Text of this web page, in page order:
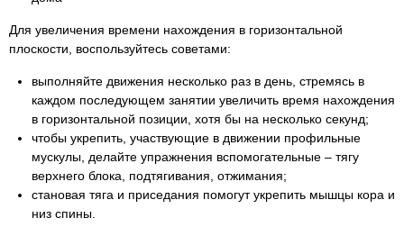
Для увеличения времени нахождения в горизонтальной
плоскости, воспользуйтесь советами:
выполняйте движения несколько раз в день, стремясь в
каждом последующем занятии увеличить время нахождения
в горизонтальной позиции, хотя бы на несколько секунд;
чтобы укрепить, участвующие в движении профильные
мускулы, делайте упражнения вспомогательные – тягу
верхнего блока, подтягивания, отжимания;
становая тяга и приседания помогут укрепить мышцы кора и
низ спины.